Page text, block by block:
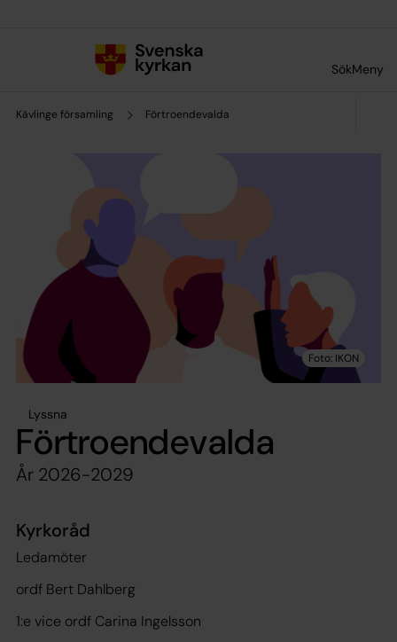
SökMeny
Kävlinge församling Förtroendevalda
Lyssna
Förtroendevalda
År 2026-2029
Kyrkoråd
Ledamöter
ordf Bert Dahlberg
1:e vice ordf Carina Ingelsson